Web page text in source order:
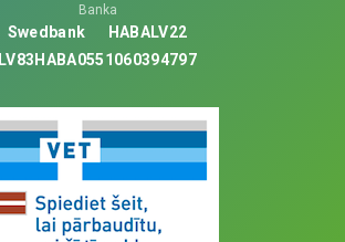
Banka
Swedbank
HABALV22
LV83HABA0551060394797